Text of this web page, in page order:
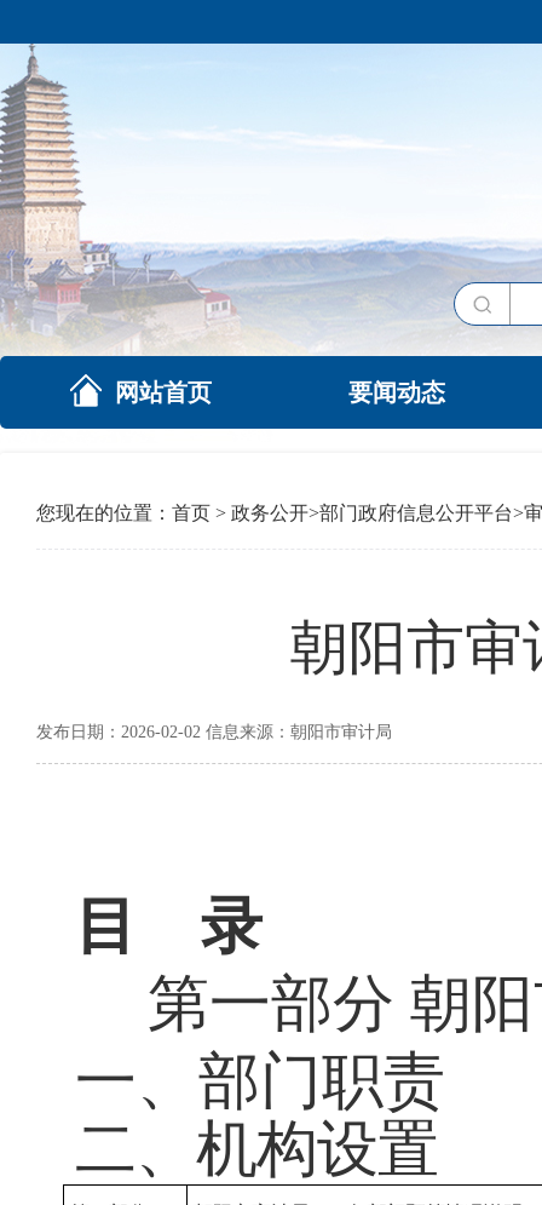
网站首页 要闻动态
您现在的位置： 首页 > 政务公开>部门政府信息公开平台>
朝阳市审
发布日期：2026-02-02 信息来源：朝阳市审计局
目
录
第一部分 朝
一、部门职责
二、机构设置